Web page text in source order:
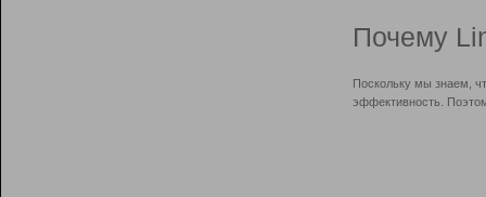
Почему
Поскольку мы знаем,
эффективность.